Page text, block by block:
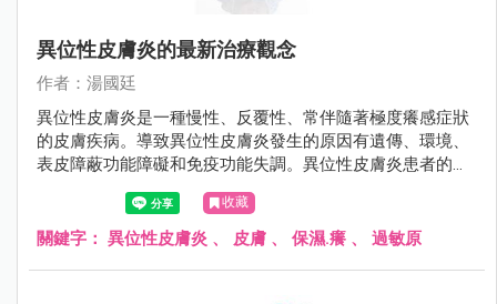
異位性皮膚炎的最新治療觀念
作者：湯國廷
異位性皮膚炎是一種慢性、反覆性、常伴隨著極度癢感症狀
的皮膚疾病。導致異位性皮膚炎發生的原因有遺傳、環境、
表皮障蔽功能障礙和免疫功能失調。異位性皮膚炎患者的皮
膚角質層因為fillaggrin（一種存在於人體表皮中的蛋白質）
缺陷、神經醯胺（ceremide）降低，導致皮膚的表皮障蔽功
能缺損、保水能力差、表皮上的細菌過度增生，讓過敏原易
收藏
關鍵字： 異位性皮膚炎 、 皮膚 、 保濕.癢 、 過敏原